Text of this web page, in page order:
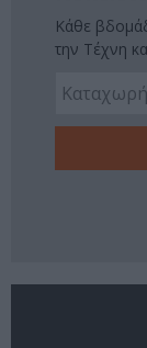
Κάθε
την Τέχνη